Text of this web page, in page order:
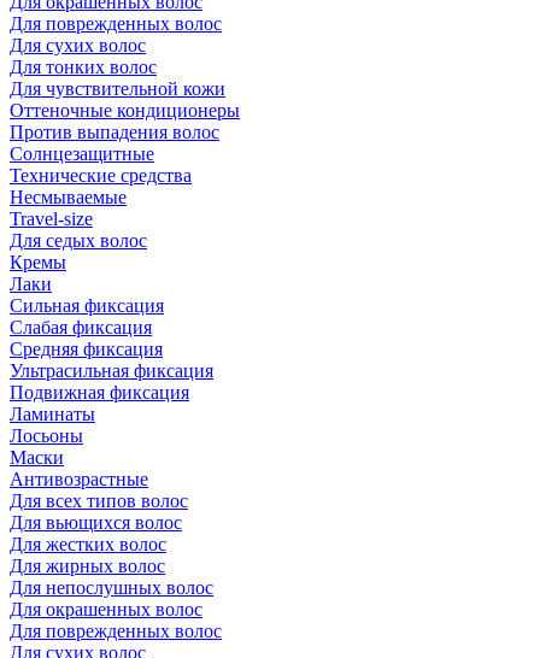
Для поврежденных волос
Для сухих волос
Для тонких волос
Для чувствительной кожи
Оттеночные кондиционеры
Против выпадения волос
Солнцезащитные
Технические средства
Несмываемые
Travel-size
Для седых волос
Кремы
Лаки
Сильная фиксация
Слабая фиксация
Средняя фиксация
Ультрасильная фиксация
Подвижная фиксация
Ламинаты
Лосьоны
Маски
Антивозрастные
Для всех типов волос
Для вьющихся волос
Для жестких волос
Для жирных волос
Для непослушных волос
Для окрашенных волос
Для поврежденных волос
Для сухих волос